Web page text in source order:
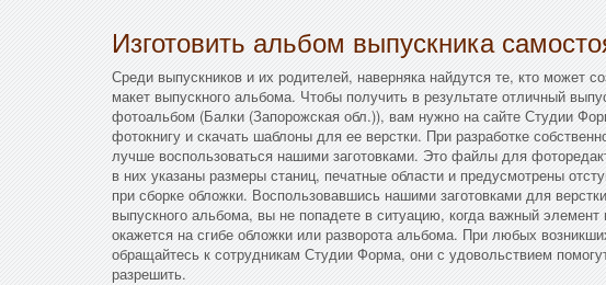
Изготовить альбом выпускника
Среди выпускников и их родителей, наверняка найдутся те, кто может
макет выпускного альбома. Чтобы получить в результате отличный
фотоальбом (Балки (Запорожская обл.)), вам нужно на сайте Студии
фотокнигу и скачать шаблоны для ее верстки. При разработке
лучше воспользоваться нашими заготовками. Это файлы для
в них указаны размеры станиц, печатные области и предусмотрены
при сборке обложки. Воспользовавшись нашими заготовками для
выпускного альбома, вы не попадете в ситуацию, когда важный элемент
окажется на сгибе обложки или разворота альбома. При любых
обращайтесь к сотрудникам Студии Форма, они с удовольствием
разрешить.